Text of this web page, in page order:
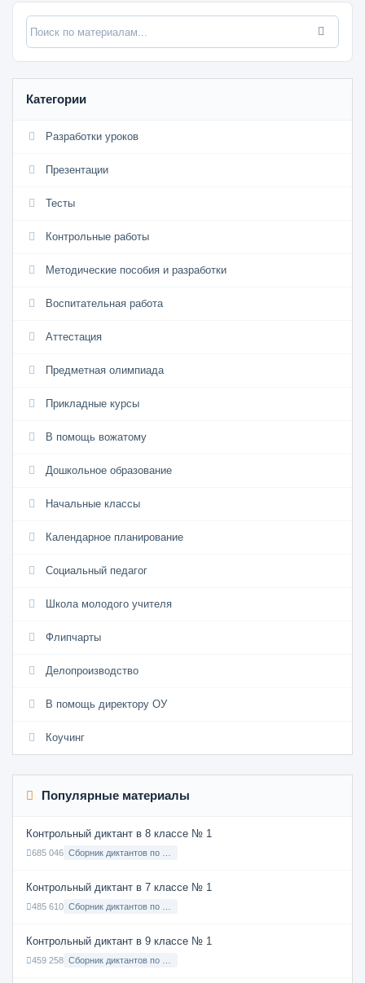
Категории
Разработки уроков
Презентации
Тесты
Контрольные работы
Методические пособия и разработки
Воспитательная работа
Аттестация
Предметная олимпиада
Прикладные курсы
В помощь вожатому
Дошкольное образование
Начальные классы
Календарное планирование
Социальный педагог
Школа молодого учителя
Флипчарты
Делопроизводство
В помощь директору ОУ
Коучинг
Популярные материалы
Контрольный диктант в 8 классе № 1
685 046
Контрольный диктант в 7 классе № 1
485 610
Контрольный диктант в 9 классе № 1
459 258